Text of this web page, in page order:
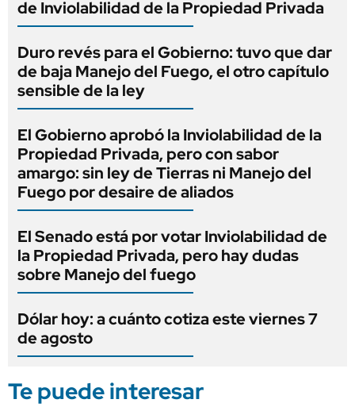
de Inviolabilidad de la Propiedad Privada
Duro revés para el Gobierno: tuvo que dar
de baja Manejo del Fuego, el otro capítulo
sensible de la ley
El Gobierno aprobó la Inviolabilidad de la
Propiedad Privada, pero con sabor
amargo: sin ley de Tierras ni Manejo del
Fuego por desaire de aliados
El Senado está por votar Inviolabilidad de
la Propiedad Privada, pero hay dudas
sobre Manejo del fuego
Dólar hoy: a cuánto cotiza este viernes 7
de agosto
Te puede interesar